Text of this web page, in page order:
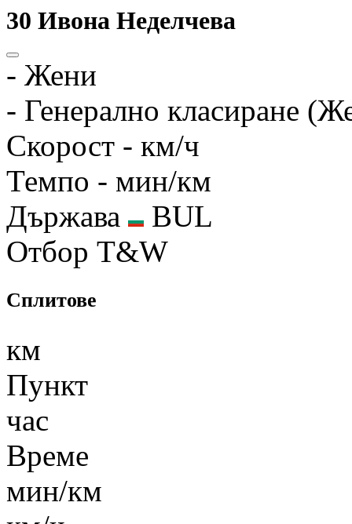
30 Ивона Неделчева
- Жени
- Генерално класиране
Скорост - км/ч
Темпо - мин/км
Държава
BUL
Отбор T&W
Сплитове
км
Пункт
час
Време
мин/км